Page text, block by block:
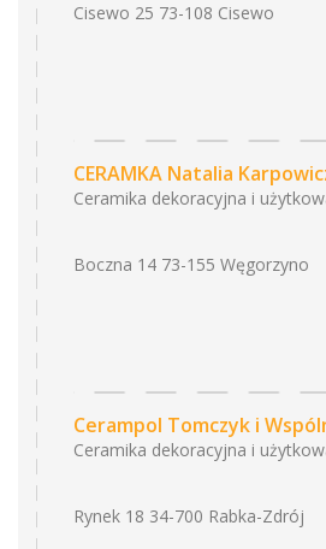
Cisewo 25 73-108 Cisewo
CERAMKA Natalia
Ceramika dekoracyjna i
Boczna 14 73-155 Węgorzyno
Cerampol Tomczyk i
Ceramika dekoracyjna i
Rynek 18 34-700 Rabka-Zdrój